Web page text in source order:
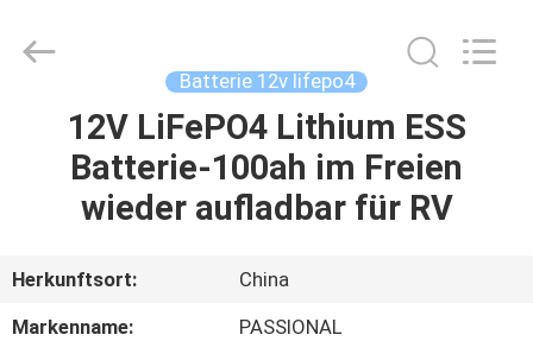
HAUS
PRODUKTE
ÜBER
UNS
Ltd..
Batterie 12v lifepo4
12V LiFePO4 Lithium ESS
Batterie-100ah im Freien
wieder aufladbar für RV
Herkunftsort:
China
Markenname:
PASSIONAL